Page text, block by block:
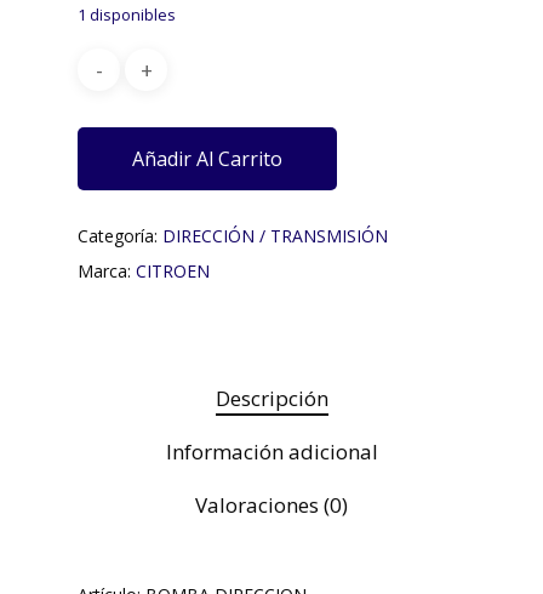
1 disponibles
Añadir Al Carrito
Categoría: DIRECCIÓN / TRANSMISIÓN
Marca: CITROEN
Descripción
Información adicional
Valoraciones (0)